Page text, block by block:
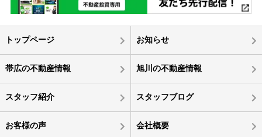
トップページ お知らせ
帯広の不動産情報 旭川の不動産情報
スタッフ紹介 スタッフブログ
お客様の声 会社概要